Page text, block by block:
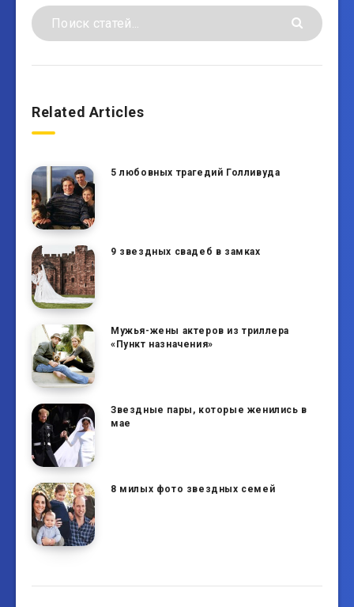
Related Articles
5 любовных трагедий Голливуда
9 звездных свадеб в замках
Мужья-жены актеров из триллера
«Пункт назначения»
Звездные пары, которые женились в
мае
8 милых фото звездных семей